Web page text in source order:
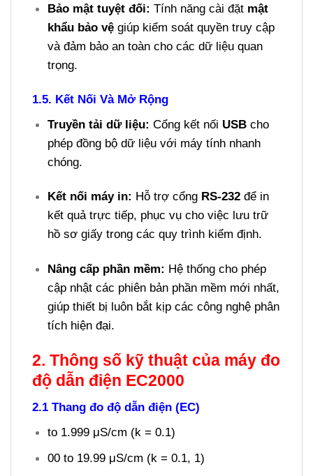
Bảo mật tuyệt đối: Tính năng cài đặt mật
khẩu bảo vệ giúp kiểm soát quyền truy cập
và đảm bảo an toàn cho các dữ liệu quan
trọng.
1.5. Kết Nối Và Mở Rộng
Truyền tải dữ liệu: Cổng kết nối USB cho
phép đồng bộ dữ liệu với máy tính nhanh
chóng.
Kết nối máy in: Hỗ trợ cổng RS-232 để in
kết quả trực tiếp, phục vụ cho việc lưu trữ
hồ sơ giấy trong các quy trình kiểm định.
Nâng cấp phần mềm: Hệ thống cho phép
cập nhật các phiên bản phần mềm mới nhất,
giúp thiết bị luôn bắt kịp các công nghệ phân
tích hiện đại.
2. Thông số kỹ thuật của máy đo
độ dẫn điện EC2000
2.1 Thang đo độ dẫn điện (EC)
to 1.999 μS/cm (k = 0.1)
00 to 19.99 μS/cm (k = 0.1, 1)